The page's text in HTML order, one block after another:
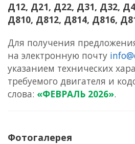
Д12, Д21, Д22, Д31, Д32,
Д810, Д812, Д814, Д816,
Для получения
на электронную почту
указанием технических
требуемого двигателя и
слова: «ФЕВРАЛЬ 2026».
Фотогалерея